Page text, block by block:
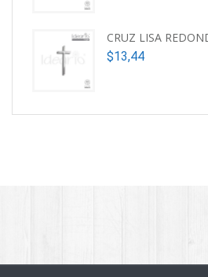
CRUZ LISA
$13,44